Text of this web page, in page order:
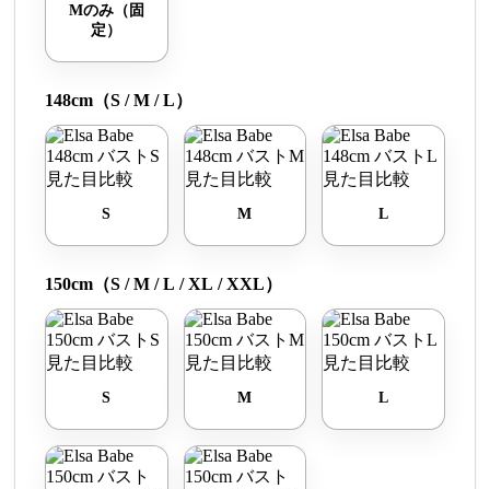
Mのみ（固
定）
148cm（S / M / L）
S M L
150cm（S / M / L / XL / XXL）
S M L